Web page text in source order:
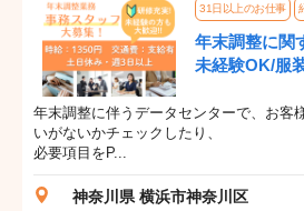
31日以上のお仕事
年末調整に関
未経験OK/服
年末調整に伴うデータセンターで、お客
いがないかチェックしたり、
必要項目をP...
神奈川県 横浜市神奈川区